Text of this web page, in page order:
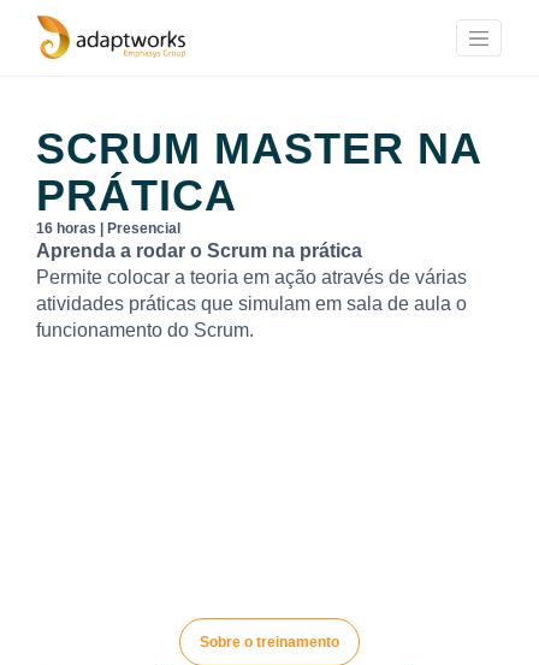
SCRUM MASTER NA
PRÁTICA
16 horas | Presencial
Aprenda a rodar o Scrum na prática
Permite colocar a teoria em ação através de várias
atividades práticas que simulam em sala de aula o
funcionamento do Scrum.
Sobre o treinamento